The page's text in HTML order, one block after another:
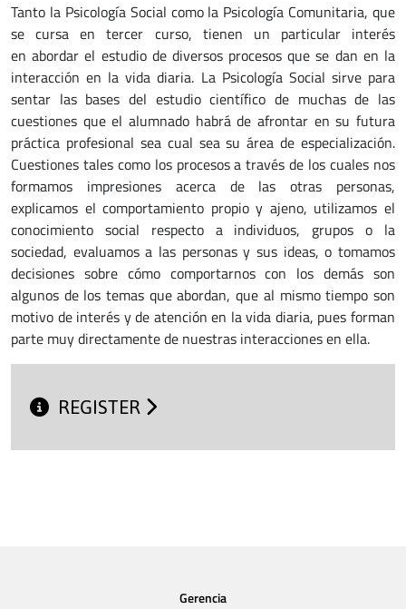
Tanto la Psicología Social como la Psicología Comunitaria, que
se cursa en tercer curso, tienen un particular interés
en abordar el estudio de diversos procesos que se dan en la
interacción en la vida diaria. La Psicología Social sirve para
sentar las bases del estudio científico de muchas de las
cuestiones que el alumnado habrá de afrontar en su futura
práctica profesional sea cual sea su área de especialización.
Cuestiones tales como los procesos a través de los cuales nos
formamos impresiones acerca de las otras personas,
explicamos el comportamiento propio y ajeno, utilizamos el
conocimiento social respecto a individuos, grupos o la
sociedad, evaluamos a las personas y sus ideas, o tomamos
decisiones sobre cómo comportarnos con los demás son
algunos de los temas que abordan, que al mismo tiempo son
motivo de interés y de atención en la vida diaria, pues forman
parte muy directamente de nuestras interacciones en ella.
REGISTER
Gerencia